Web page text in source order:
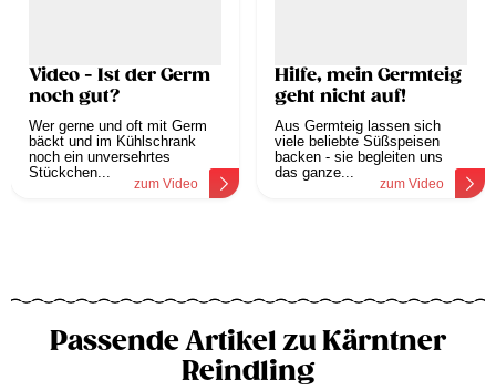
Video - Ist der Germ
noch gut?
Wer gerne und oft mit Germ
bäckt und im Kühlschrank
noch ein unversehrtes
Stückchen...
zum Video
Hilfe, mein Germteig
geht nicht auf!
Aus Germteig lassen sich
viele beliebte Süßspeisen
backen - sie begleiten uns
das ganze...
zum Video
Passende Artikel zu Kärntner
Reindling